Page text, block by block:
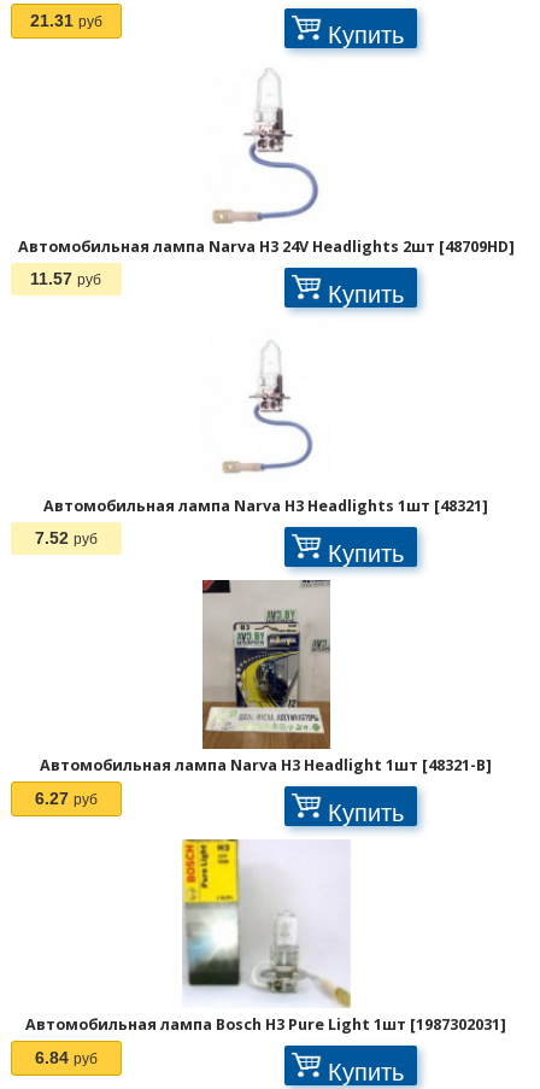
21.31 руб Купить
Автомобильная лампа Narva H3 24V Headlights 2шт [48709HD]
11.57 руб Купить
Автомобильная лампа Narva H3 Headlights 1шт [48321]
7.52 руб Купить
Автомобильная лампа Narva H3 Headlight 1шт [48321-B]
6.27 руб Купить
Автомобильная лампа Bosch H3 Pure Light 1шт [1987302031]
6.84 руб Купить
3 > >>